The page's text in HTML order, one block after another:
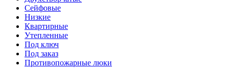
Сейфовые
Низкие
Квартирные
Утепленные
Под ключ
Под заказ
Противопожарные люки